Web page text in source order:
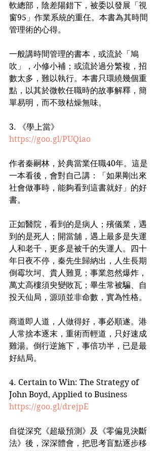
軟總部，陰差陽錯下，被委以發展「視
窗95」作業系統的重任。本書為其時間
管理術的心得。
一般講時間管理的書本，或流於「鳩
吹」，小修小補；或流於過分繁複，招
數太多，難以執行。本書只環繞幾個重
點，以其於微軟任職時的故事解釋，簡
單易明，而不致枯燥無味。
3. 《學上當》
https://goo.gl/PUQiao
作者秦嗣林，於典當業任職40年。這是
一本看後，會對自己講：「如果剛出來
社會做事時，能夠看到這書就好」的好
書。
正如醫院，看到的是病人；殯儀業，遇
到的是死人；開當舖，遇上最多是失運
人和老千，更多是被千的失運人。四十
年日夜不停，秦先生歸納出，人生長期
倒霉坎坷、貴人難覓；事業忽然爆炸，
萬丈高樓須臾變敗瓦；畢生常被騙、自
投天仙局，源頭並非命數，實為性格。
商道即人道，人做得好，事必順遂。港
人常捨本逐末，重術而輕道，只好速成
雞湯。倒行逆施下，事倍功半，已是最
好結局。
4. Certain to Win: The Strategy of
John Boyd, Applied to Business
https://goo.gl/drejpE
自從深究《超級預測》及《零偏見決斷
法》後，深深體會，把思考盲點逐步移